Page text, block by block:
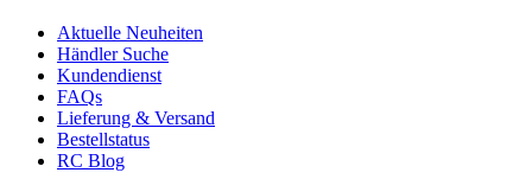
Aktuelle Neuheiten
Händler Suche
Kundendienst
FAQs
Lieferung & Versand
Bestellstatus
RC Blog